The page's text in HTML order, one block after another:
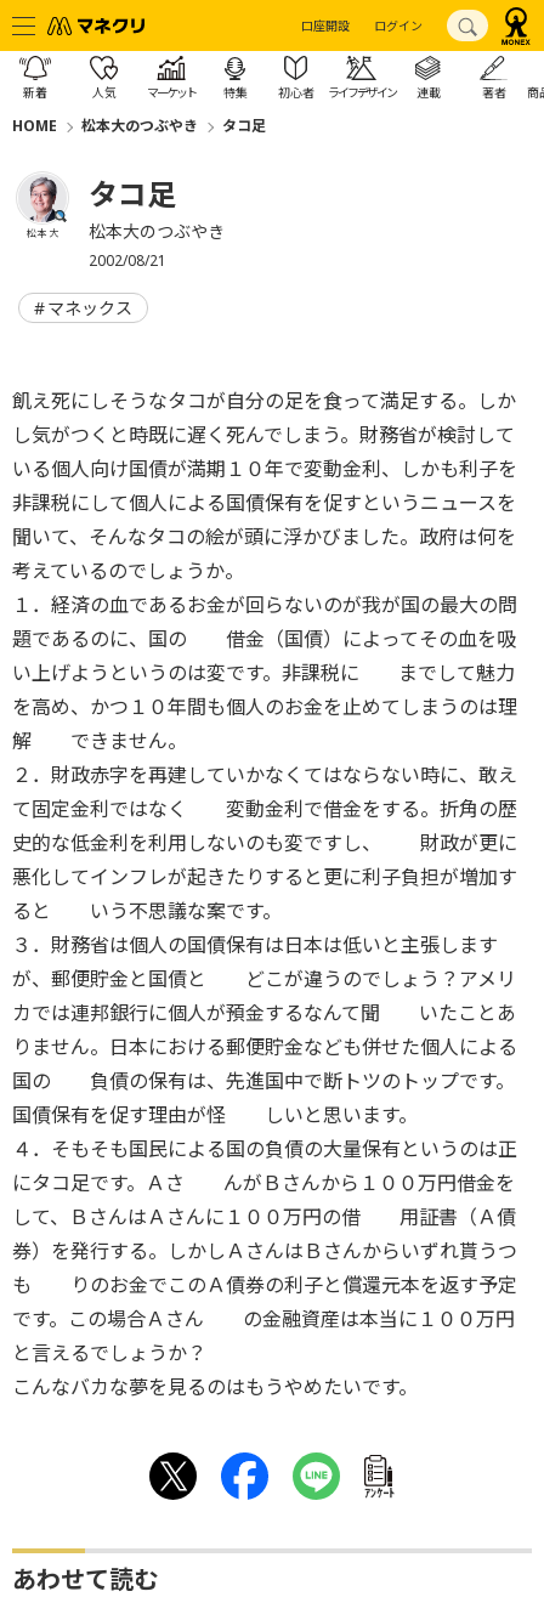
口座開設 ログイン
新着 人気 マーケット 特集 初心者 ライフデザイン 連載 著者 商
HOME 松本大のつぶやき タコ足
松本 大
タコ足
松本大のつぶやき
2002/08/21
マネックス
飢え死にしそうなタコが自分の足を食って満足する。しか
し気がつくと時既に遅く死んでしまう。財務省が検討して
いる個人向け国債が満期１０年で変動金利、しかも利子を
非課税にして個人による国債保有を促すというニュースを
聞いて、そんなタコの絵が頭に浮かびました。政府は何を
考えているのでしょうか。
１．経済の血であるお金が回らないのが我が国の最大の問
題であるのに、国の 借金（国債）によってその血を吸
い上げようというのは変です。非課税に までして魅力
を高め、かつ１０年間も個人のお金を止めてしまうのは理
解 できません。
２．財政赤字を再建していかなくてはならない時に、敢え
て固定金利ではなく 変動金利で借金をする。折角の歴
史的な低金利を利用しないのも変ですし、 財政が更に
悪化してインフレが起きたりすると更に利子負担が増加す
ると いう不思議な案です。
３．財務省は個人の国債保有は日本は低いと主張します
が、郵便貯金と国債と どこが違うのでしょう？アメリ
カでは連邦銀行に個人が預金するなんて聞 いたことあ
りません。日本における郵便貯金なども併せた個人による
国の 負債の保有は、先進国中で断トツのトップです。
国債保有を促す理由が怪 しいと思います。
４．そもそも国民による国の負債の大量保有というのは正
にタコ足です。Ａさ んがＢさんから１００万円借金を
して、ＢさんはＡさんに１００万円の借 用証書（Ａ債
券）を発行する。しかしＡさんはＢさんからいずれ貰うつ
も りのお金でこのＡ債券の利子と償還元本を返す予定
です。この場合Ａさん の金融資産は本当に１００万円
と言えるでしょうか？
こんなバカな夢を見るのはもうやめたいです。
ｱﾝｹｰﾄ
あわせて読む